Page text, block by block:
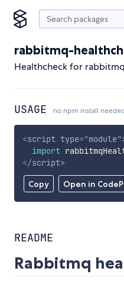
rabbitmq-
Healthcheck for rabbitmq
USAGE no npm install
Copy Open in
<script type="module"
import
</script>
README
Rabbitmq